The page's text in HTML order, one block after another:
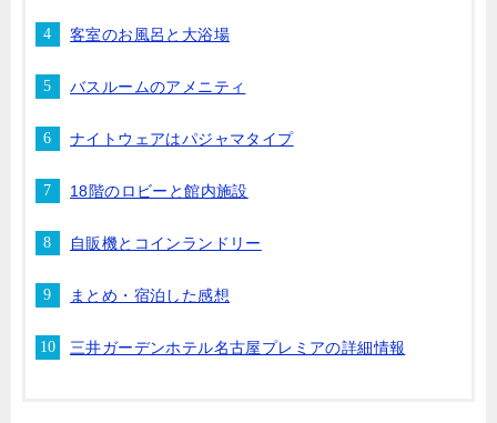
客室のお風呂と大浴場
バスルームのアメニティ
ナイトウェアはパジャマタイプ
18階のロビーと館内施設
自販機とコインランドリー
まとめ・宿泊した感想
三井ガーデンホテル名古屋プレミアの詳細情報